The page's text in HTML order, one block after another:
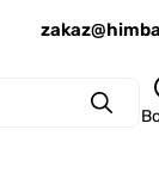
Поиск